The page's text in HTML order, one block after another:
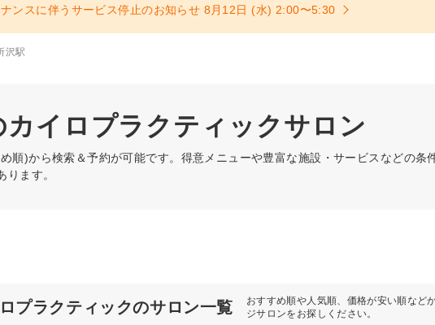
ンスに伴うサービス停止のお知らせ 8月12日 (水) 2:00〜5:30
沢駅
イロプラクティックサロン
順)から検索＆予約が可能です。得意メニューや豊富な施設・サービスなどの条
ます。
プラクティックのサロン一覧
おすすめ順や人気順、価格が安い順など
ジサロンをお探しください。